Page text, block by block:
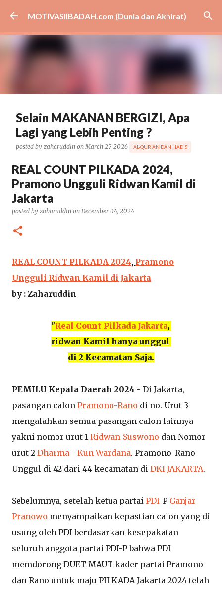
Skip to main content
MOTIVASIIBADAH.com (Dunia dan Akhirat)
ARTIKEL UNGGULAN
Selain MAKANAN BERGIZI, Apa
Lagi yang Lebih Penting ?
posted by zaharuddin on March 27, 2026 AL-QUR'AN DAN HADIS
PEMERINTAH
0
REAL COUNT PILKADA 2024,
Pramono Ungguli Ridwan Kamil di
Jakarta
posted by zaharuddin on December 04, 2024
REAL COUNT PILKADA 2024, Pramono
Ungguli Ridwan Kamil di Jakarta
by : Zaharuddin
"Real Count Pilkada Jakarta,
ridwan Kamil hanya unggul
di 2 Kecamatan Saja.
PEMILU Kepala Daerah 2024 - Di Jakarta,
pasangan calon Pramono-Rano di no. Urut 3
mengalahkan semua pasangan calon lainnya
yakni nomor urut 1 Ridwan-Suswono dan Nomor
urut 2 Dharma - Kun Wardana. Pramono-Rano
Unggul di 42 dari 44 kecamatan di DKI JAKARTA.
Sebelumnya, setelah ketua partai PDI-P Ganjar
Pranowo menyampaikan kepastian calon yang di
usung oleh PDI berdasarkan kesepakatan
seluruh anggota partai PDI-P bahwa PDI
memdorong DUET MAUT kader partai Pramono
dan Rano untuk maju PILKADA Jakarta 2024 telah